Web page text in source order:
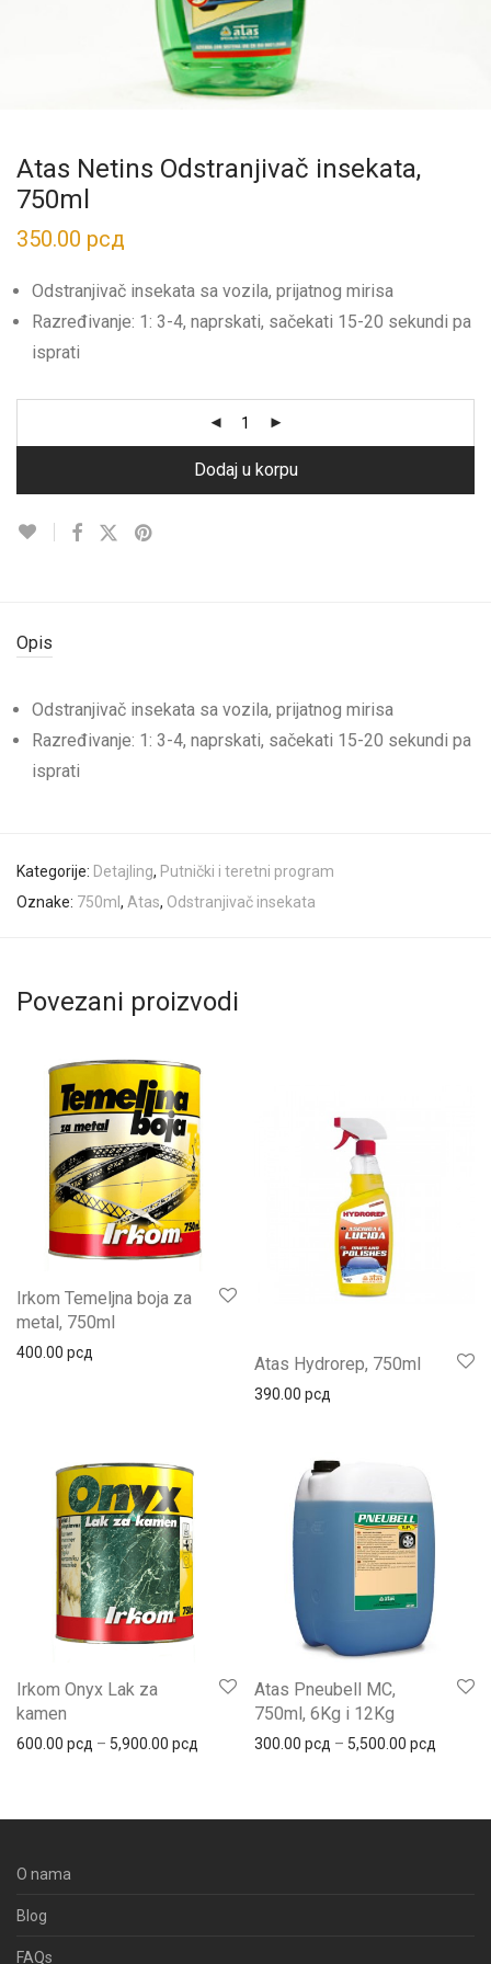
Atas Netins Odstranjivač insekata,
750ml
350.00 рсд
Odstranjivač insekata sa vozila, prijatnog mirisa
Razređivanje: 1: 3-4, naprskati, sačekati 15-20 sekundi pa
isprati
Dodaj u korpu
Opis
Odstranjivač insekata sa vozila, prijatnog mirisa
Razređivanje: 1: 3-4, naprskati, sačekati 15-20 sekundi pa
isprati
Kategorije: Detajling, Putnički i teretni program
Oznake: 750ml , Atas, Odstranjivač insekata
Povezani proizvodi
Irkom Temeljna boja za
metal, 750ml
400.00 рсд
Atas Hydrorep, 750ml
390.00 рсд
Irkom Onyx Lak za
kamen
600.00 рсд – 5,900.00 рсд Распон цена: од 600.00 рсд до 5,900.00
Atas Pneubell MC,
750ml, 6Kg i 12Kg
300.00 рсд – 5,500.00 рсд
O nama
Blog
FAQs